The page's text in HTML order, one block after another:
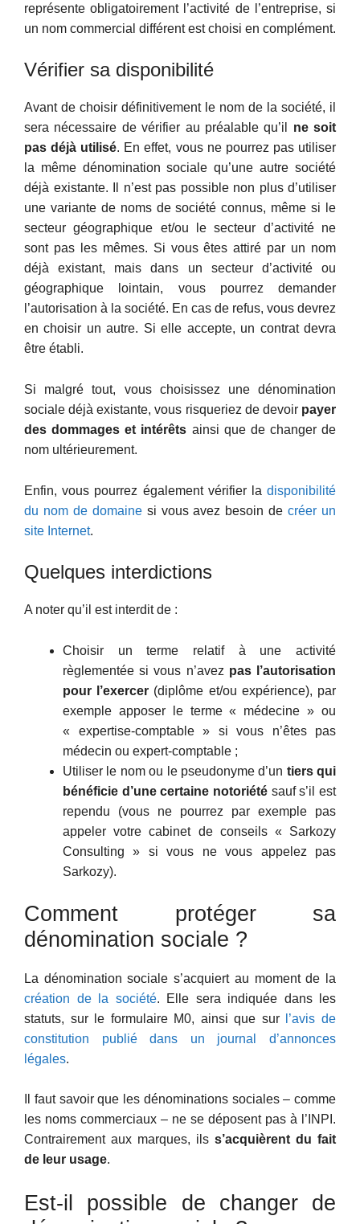
représente obligatoirement l’activité de l’entreprise, si
un nom commercial différent est choisi en complément.
Vérifier sa disponibilité
Avant de choisir définitivement le nom de la société, il
sera nécessaire de vérifier au préalable qu’il ne soit
pas déjà utilisé. En effet, vous ne pourrez pas utiliser
la même dénomination sociale qu’une autre société
déjà existante. Il n’est pas possible non plus d’utiliser
une variante de noms de société connus, même si le
secteur géographique et/ou le secteur d’activité ne
sont pas les mêmes. Si vous êtes attiré par un nom
déjà existant, mais dans un secteur d’activité ou
géographique lointain, vous pourrez demander
l’autorisation à la société. En cas de refus, vous devrez
en choisir un autre. Si elle accepte, un contrat devra
être établi.
Si malgré tout, vous choisissez une dénomination
sociale déjà existante, vous risqueriez de devoir payer
des dommages et intérêts ainsi que de changer de
nom ultérieurement.
Enfin, vous pourrez également vérifier la disponibilité
du nom de domainesi vous avez besoin decréer un
site Internet.
Quelques interdictions
A noter qu’il est interdit de :
Choisir un terme relatif à une activité
règlementée si vous n’avez pas l’autorisation
pour l’exercer (diplôme et/ou expérience), par
exemple apposer le terme « médecine » ou
« expertise-comptable » si vous n’êtes pas
médecin ou expert-comptable ;
Utiliser le nom ou le pseudonyme d’un tiers qui
bénéficie d’une certaine notoriété sauf s’il est
rependu (vous ne pourrez par exemple pas
appeler votre cabinet de conseils « Sarkozy
Consulting » si vous ne vous appelez pas
Sarkozy).
Comment protéger sa
dénomination sociale ?
La dénomination sociale s’acquiert au moment de la
création de la société. Elle sera indiquée dans les
statuts, sur le formulaire M0, ainsi que sur
l’avis de
constitution publié dans un journal d’annonces
légales.
Il faut savoir que les dénominations sociales – comme
les noms commerciaux – ne se déposent pas à l’INPI.
Contrairement aux marques, ils s’acquièrent du fait
de leur usage.
Est-il possible de changer de